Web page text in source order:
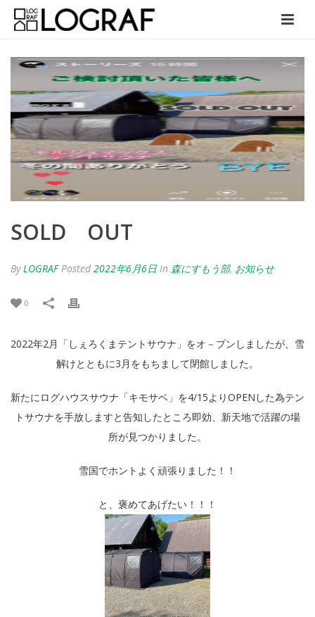
SOLD OUT
ByLOGRAF Posted 2022年6月6日 In 森にすもう部, お知らせ
0
2022年2月「しぇろくまテントサウナ」をオ－プンしましたが、雪
解けとともに3月をもちまして閉館しました。
新たにログハウスサウナ「キモサベ」を4/15よりOPENした為テン
トサウナを手放しますと告知したところ即効、新天地で活躍の場
所が見つかりました。
雪国でホントよく頑張りました！！
と、褒めてあげたい！！！